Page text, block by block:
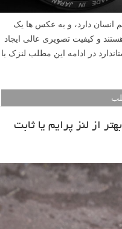
انسان دارد، و به عکس ها یک
و کیفیت تصویری عالی ایجاد
در ادامه این مطلب لنزک با